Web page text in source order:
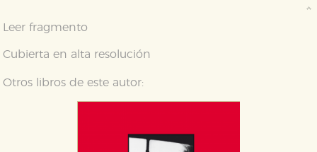
Leer fragmento
Cubierta en alta resolución
Otros libros de este autor: